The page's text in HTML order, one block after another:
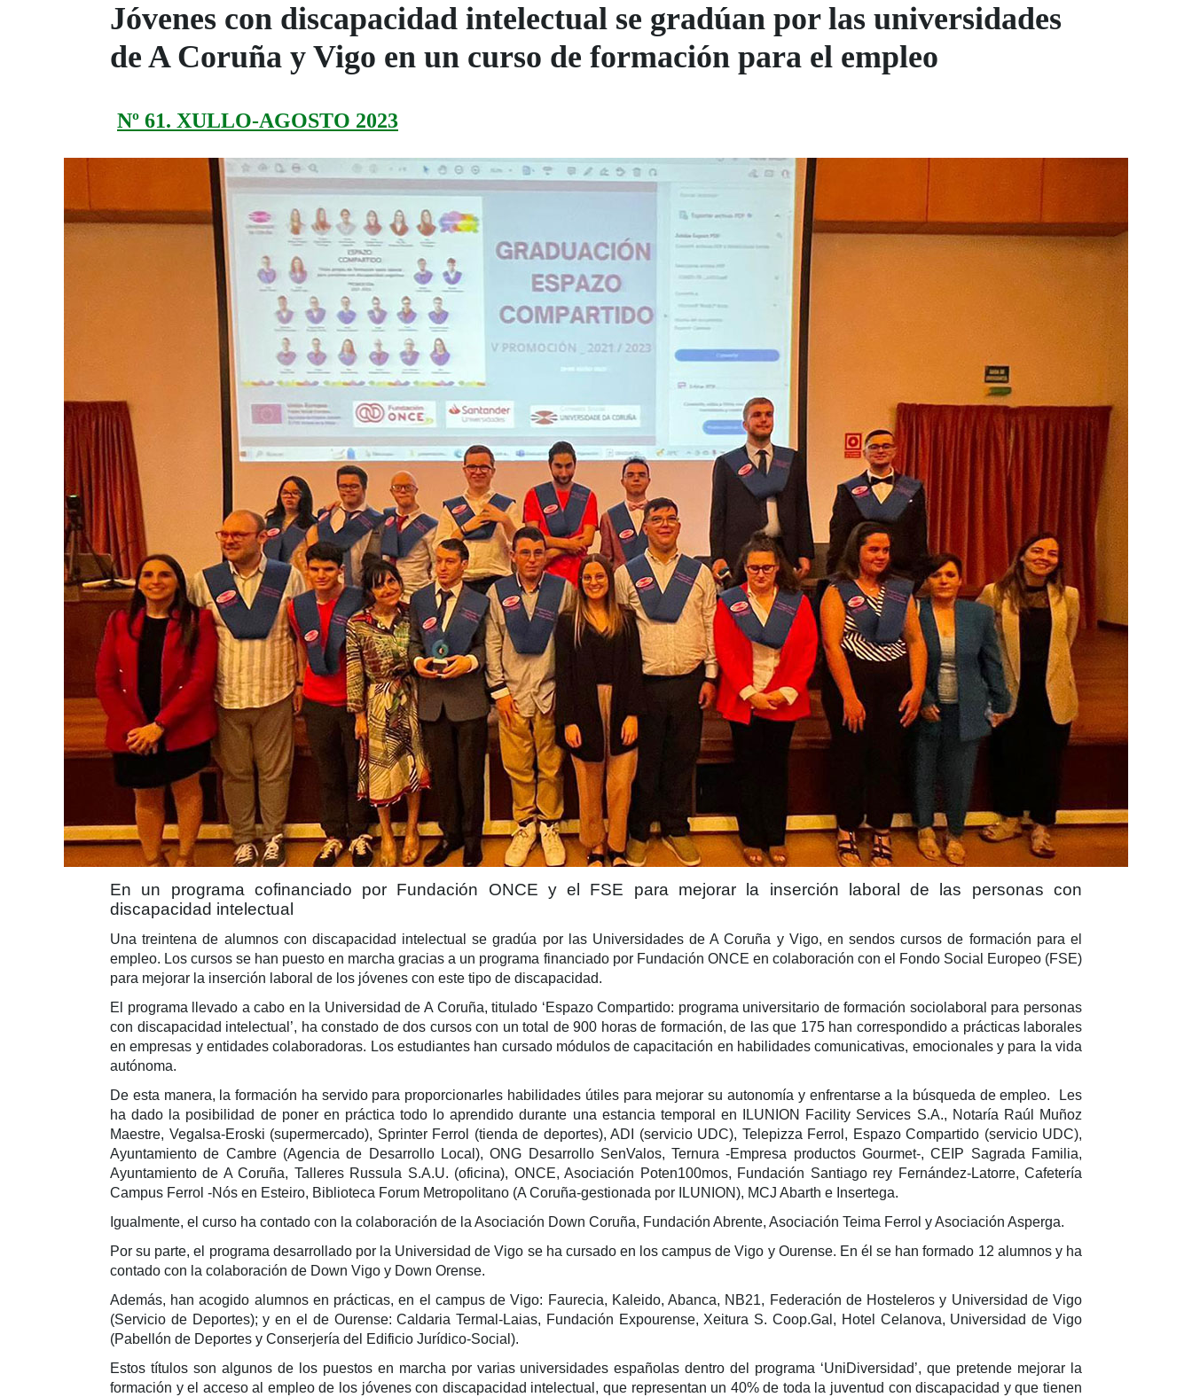
Jóvenes con discapacidad intelectual se gradúan por las universidades
de A Coruña y Vigo en un curso de formación para el empleo
Nº 61. XULLO-AGOSTO 2023
En un programa cofinanciado por Fundación ONCE y el FSE para mejorar la inserción laboral de las personas con
discapacidad intelectual
Una treintena de alumnos con discapacidad intelectual se gradúa por las Universidades de A Coruña y Vigo, en sendos cursos de formación para el
empleo. Los cursos se han puesto en marcha gracias a un programa financiado por Fundación ONCE en colaboración con el Fondo Social Europeo (FSE)
para mejorar la inserción laboral de los jóvenes con este tipo de discapacidad.
El programa llevado a cabo en la Universidad de A Coruña, titulado ‘Espazo Compartido: programa universitario de formación sociolaboral para personas
con discapacidad intelectual’, ha constado de dos cursos con un total de 900 horas de formación, de las que 175 han correspondido a prácticas laborales
en empresas y entidades colaboradoras. Los estudiantes han cursado módulos de capacitación en habilidades comunicativas, emocionales y para la vida
autónoma.
De esta manera, la formación ha servido para proporcionarles habilidades útiles para mejorar su autonomía y enfrentarse a la búsqueda de empleo. Les
ha dado la posibilidad de poner en práctica todo lo aprendido durante una estancia temporal en ILUNION Facility Services S.A., Notaría Raúl Muñoz
Maestre, Vegalsa-Eroski (supermercado), Sprinter Ferrol (tienda de deportes), ADI (servicio UDC), Telepizza Ferrol, Espazo Compartido (servicio UDC),
Ayuntamiento de Cambre (Agencia de Desarrollo Local), ONG Desarrollo SenValos, Ternura -Empresa productos Gourmet-, CEIP Sagrada Familia,
Ayuntamiento de A Coruña, Talleres Russula S.A.U. (oficina), ONCE, Asociación Poten100mos, Fundación Santiago rey Fernández-Latorre, Cafetería
Campus Ferrol -Nós en Esteiro, Biblioteca Forum Metropolitano (A Coruña-gestionada por ILUNION), MCJ Abarth e Insertega.
Igualmente, el curso ha contado con la colaboración de la Asociación Down Coruña, Fundación Abrente, Asociación Teima Ferrol y Asociación Asperga.
Por su parte, el programa desarrollado por la Universidad de Vigo se ha cursado en los campus de Vigo y Ourense. En él se han formado 12 alumnos y ha
contado con la colaboración de Down Vigo y Down Orense.
Además, han acogido alumnos en prácticas, en el campus de Vigo: Faurecia, Kaleido, Abanca, NB21, Federación de Hosteleros y Universidad de Vigo
(Servicio de Deportes); y en el de Ourense: Caldaria Termal-Laias, Fundación Expourense, Xeitura S. Coop.Gal, Hotel Celanova, Universidad de Vigo
(Pabellón de Deportes y Conserjería del Edificio Jurídico-Social).
Estos títulos son algunos de los puestos en marcha por varias universidades españolas dentro del programa ‘UniDiversidad’, que pretende mejorar la
formación y el acceso al empleo de los jóvenes con discapacidad intelectual, que representan un 40% de toda la juventud con discapacidad y que tienen